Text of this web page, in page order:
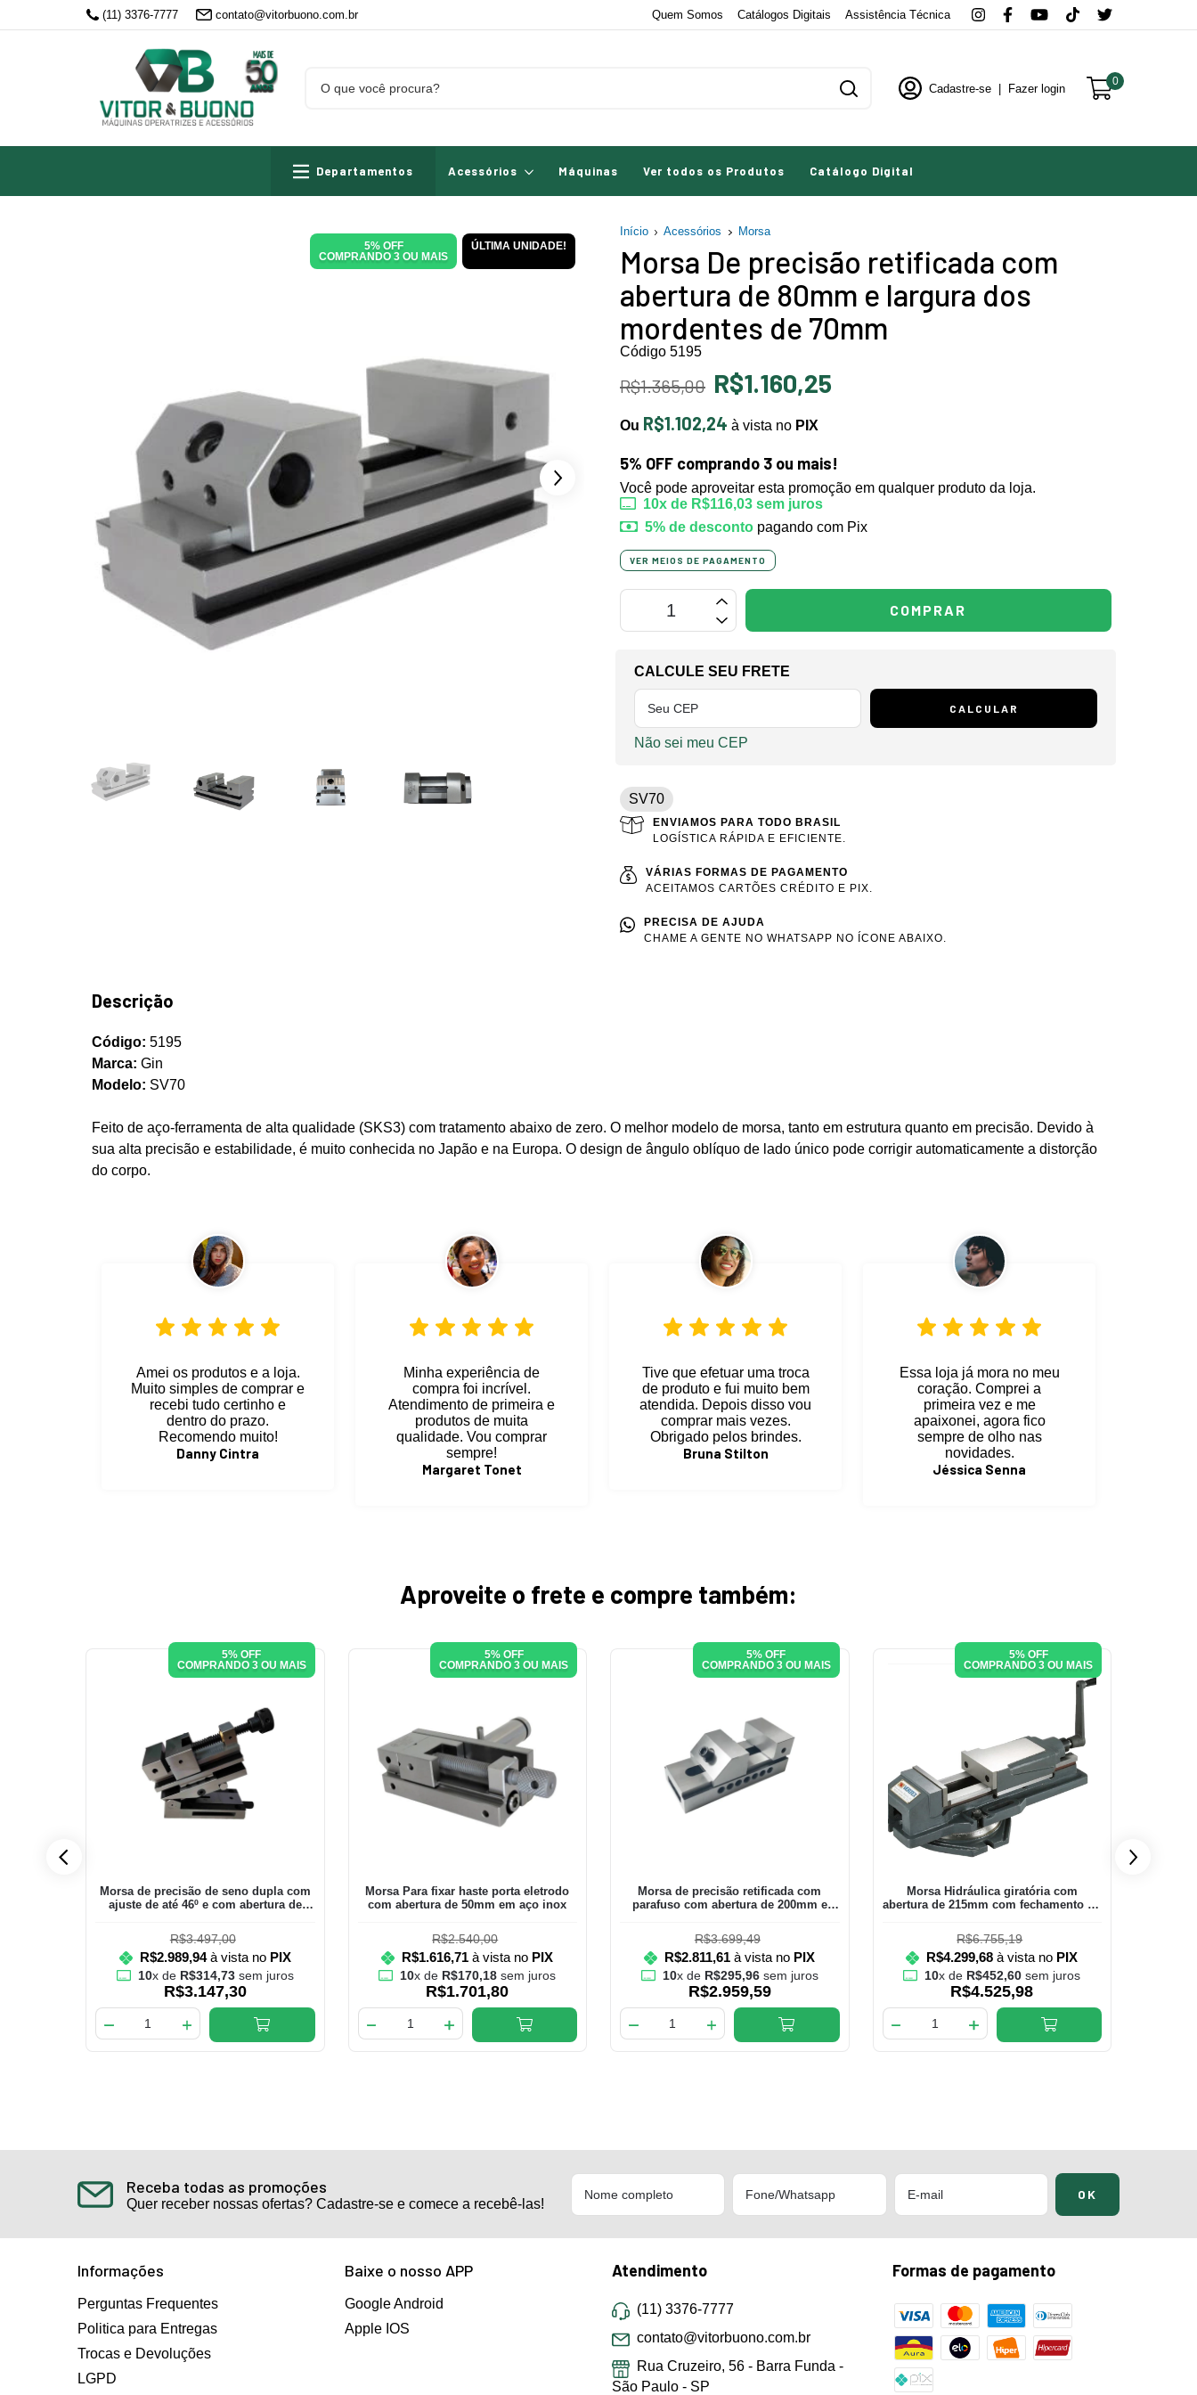
(11) 3376-7777 contato@vitorbuono.com.br Quem Somos Catálogos Digitais Assistência Técnica
Cadastre-se Fazer login
0
Departamentos Acessórios Máquinas Ver todos os Produtos Catálogo Digital
5% OFF
COMPRANDO 3 OU MAIS
ÚLTIMA UNIDADE!
Início Acessórios Morsa
Morsa De precisão retificada com
abertura de 80mm e largura dos
mordentes de 70mm
Código 5195
R$1.365,00 R$1.160,25
Ou R$1.102,24 à vista no PIX
5% OFF comprando 3 ou mais!
Você pode aproveitar esta promoção em qualquer produto da loja.
10x de R$116,03 sem juros
5% de desconto pagando com Pix
VER MEIOS DE PAGAMENTO
OPÇÕES DE FRETE
CALCULE SEU FRETE
CALCULAR
Não sei meu CEP
SV70
ENVIAMOS PARA TODO BRASIL
LOGÍSTICA RÁPIDA E EFICIENTE.
VÁRIAS FORMAS DE PAGAMENTO
ACEITAMOS CARTÕES CRÉDITO E PIX.
PRECISA DE AJUDA
CHAME A GENTE NO WHATSAPP NO ÍCONE ABAIXO.
Descrição
Código: 5195
Marca: Gin
Modelo: SV70
Feito de aço-ferramenta de alta qualidade (SKS3) com tratamento abaixo de zero. O melhor modelo de morsa, tanto em estrutura quanto em precisão. Devido à
sua alta precisão e estabilidade, é muito conhecida no Japão e na Europa. O design de ângulo oblíquo de lado único pode corrigir automaticamente a distorção
do corpo.
Amei os produtos e a loja.
Muito simples de comprar e
recebi tudo certinho e
dentro do prazo.
Recomendo muito!
Danny Cintra
Minha experiência de
compra foi incrível.
Atendimento de primeira e
produtos de muita
qualidade. Vou comprar
sempre!
Margaret Tonet
Tive que efetuar uma troca
de produto e fui muito bem
atendida. Depois disso vou
comprar mais vezes.
Obrigado pelos brindes.
Bruna Stilton
Essa loja já mora no meu
coração. Comprei a
primeira vez e me
apaixonei, agora fico
sempre de olho nas
novidades.
Jéssica Senna
Aproveite o frete e compre também:
5% OFF
COMPRANDO 3 OU MAIS
Morsa de precisão de seno dupla com
ajuste de até 46º e com abertura de
R$3.497,00
R$2.989,94 à vista no PIX
10x de R$314,73sem juros
R$3.147,30
5% OFF
COMPRANDO 3 OU MAIS
Morsa Para fixar haste porta eletrodo
com abertura de 50mm em aço inox
R$2.540,00
R$1.616,71 à vista no PIX
10x de R$170,18 sem juros
R$1.701,80
5% OFF
COMPRANDO 3 OU MAIS
Morsa de precisão retificada com
parafuso com abertura de 200mm e
R$3.699,49
R$2.811,61 à vista no PIX
10x de R$295,96sem juros
R$2.959,59
5% OFF
COMPRANDO 3 OU MAIS
Morsa Hidráulica giratória com
abertura de 215mm com fechamento de
R$6.755,19
R$4.299,68 à vista no PIX
10x de R$452,60 sem juros
R$4.525,98
Receba todas as promoções
Quer receber nossas ofertas? Cadastre-se e comece a recebê-las!
Informações
Perguntas Frequentes
Politica para Entregas
Trocas e Devoluções
LGPD
Baixe o nosso APP
Google Android
Apple IOS
Atendimento
(11) 3376-7777
contato@vitorbuono.com.br
Rua Cruzeiro, 56 - Barra Funda -
São Paulo - SP
Formas de pagamento